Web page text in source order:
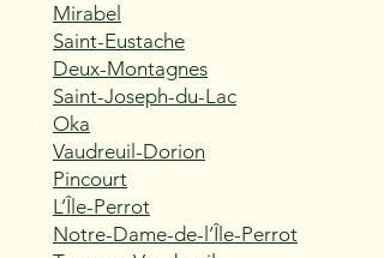
Mirabel
Saint-Eustache
Deux-Montagnes
Saint-Joseph-du-Lac
Oka
Vaudreuil-Dorion
Pincourt
L’Île-Perrot
Notre-Dame-de-l’Île-Perrot